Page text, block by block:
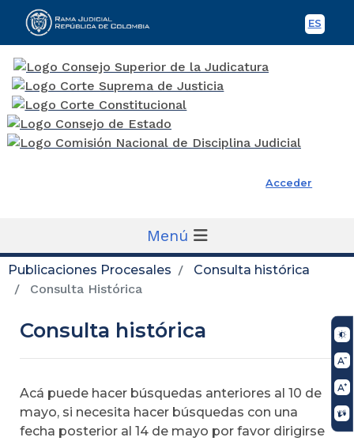
ES
Rama Judicial
Acceder
Menú
Publicaciones Procesales
Consulta histórica
Consulta Histórica
Consulta histórica
Acá puede hacer búsquedas anteriores al 10 de
mayo, si necesita hacer búsquedas con una
fecha posterior al 14 de mayo por favor dirigirse